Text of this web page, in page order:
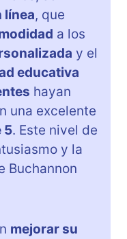
línea, que
a los
y el
educativa
hayan
una excelente
5. Este nivel de
y la
Buchannon
mejorar su